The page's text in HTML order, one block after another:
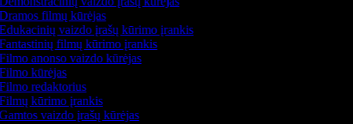
filmų kūrėjas
vaizdo įrašų kūrimo įrankis
filmų kūrimo įrankis
anonso vaizdo kūrėjas
kūrėjas
redaktorius
kūrimo įrankis
vaizdo įrašų kūrėjas